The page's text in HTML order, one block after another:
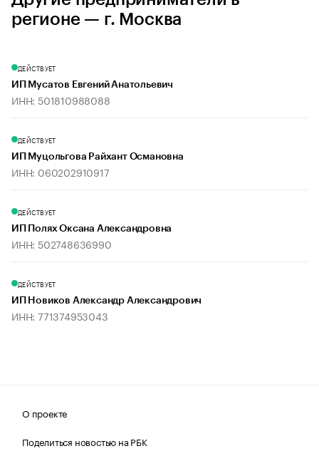
регионе — г. Москва
ДЕЙСТВУЕТ
ИП Мусатов Евгений Анатольевич
ИНН: 501810988088
ДЕЙСТВУЕТ
ИП Муцольгова Райхант Османовна
ИНН: 060202910917
ДЕЙСТВУЕТ
ИП Полях Оксана Александровна
ИНН: 502748636990
ДЕЙСТВУЕТ
ИП Новиков Александр Александрович
ИНН: 771374953043
О проекте
Поделиться новостью на РБК